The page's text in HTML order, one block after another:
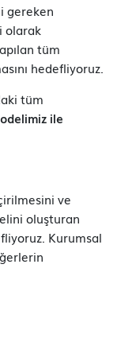
gereken
olarak
tüm
hedefliyoruz.
tüm
ile
ve
oluşturan
Kurumsal